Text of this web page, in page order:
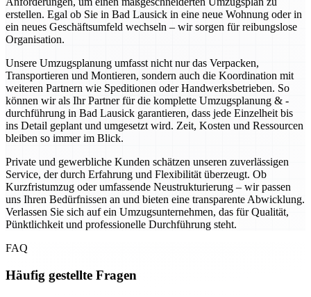
erstellen. Egal ob Sie in Bad Lausick in eine neue Wohnung oder in
ein neues Geschäftsumfeld wechseln – wir sorgen für reibungslose
Organisation.
Unsere Umzugsplanung umfasst nicht nur das Verpacken,
Transportieren und Montieren, sondern auch die Koordination mit
weiteren Partnern wie Speditionen oder Handwerksbetrieben. So
können wir als Ihr Partner für die komplette Umzugsplanung & -
durchführung in Bad Lausick garantieren, dass jede Einzelheit bis
ins Detail geplant und umgesetzt wird. Zeit, Kosten und Ressourcen
bleiben so immer im Blick.
Private und gewerbliche Kunden schätzen unseren zuverlässigen
Service, der durch Erfahrung und Flexibilität überzeugt. Ob
Kurzfristumzug oder umfassende Neustrukturierung – wir passen
uns Ihren Bedürfnissen an und bieten eine transparente Abwicklung.
Verlassen Sie sich auf ein Umzugsunternehmen, das für Qualität,
Pünktlichkeit und professionelle Durchführung steht.
FAQ
Häufig gestellte Fragen